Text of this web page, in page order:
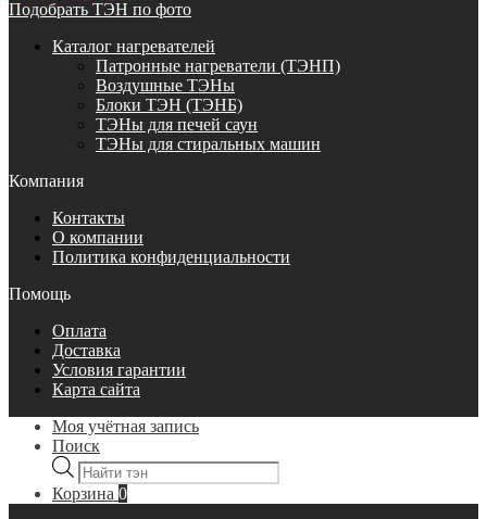
Подобрать ТЭН по фото
Каталог нагревателей
Патронные нагреватели (ТЭНП)
Воздушные ТЭНы
Блоки ТЭН (ТЭНБ)
ТЭНы для печей саун
ТЭНы для стиральных машин
Компания
Контакты
О компании
Политика конфиденциальности
Помощь
Оплата
Доставка
Условия гарантии
Карта сайта
Моя учётная запись
Поиск
Поиск
товаров
Корзина 0